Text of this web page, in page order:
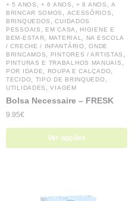
+ 5 ANOS ,+ 6 ANOS ,+ 8 ANOS ,A
BRINCAR SOMOS , ACESSÓRIOS ,
BRINQUEDOS ,CUIDADOS
PESSOAIS , EM CASA,
HIGIENE E
BEM-ESTAR, MATERIAL,
NA ESCOLA
/ CRECHE / INFANTÁRIO,ONDE
BRINCAMOS, PINTORES / ARTISTAS ,
PINTURAS E TRABALHOS MANUAIS ,
POR IDADE, ROUPA E CALÇADO,
TECIDO, TIPO DE BRINQUEDO,
UTILIDADES ,VIAGEM
Bolsa Necessaire – FRESK
9.95€
Ver opções